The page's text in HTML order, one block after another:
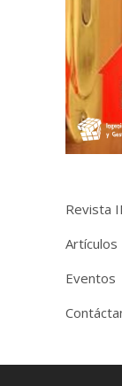
Revista
Artículos
Eventos